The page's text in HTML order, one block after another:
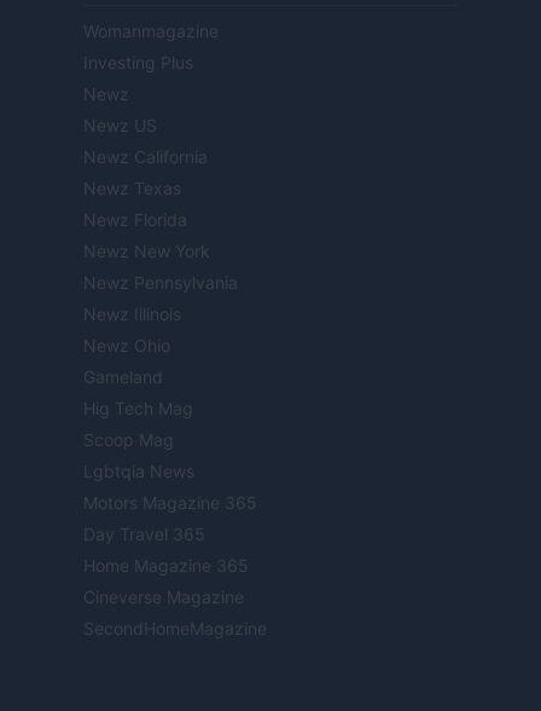
Womanmagazine
Investing Plus
Newz
Newz US
Newz California
Newz Texas
Newz Florida
Newz New York
Newz Pennsylvania
Newz Illinois
Newz Ohio
Gameland
Hig Tech Mag
Scoop Mag
Lgbtqia News
Motors Magazine 365
Day Travel 365
Home Magazine 365
Cineverse Magazine
SecondHomeMagazine